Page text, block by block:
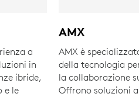
a
in
ibride,
e le
AMX
AMX è
della tecnologia
la collaborazione
Offrono soluzioni